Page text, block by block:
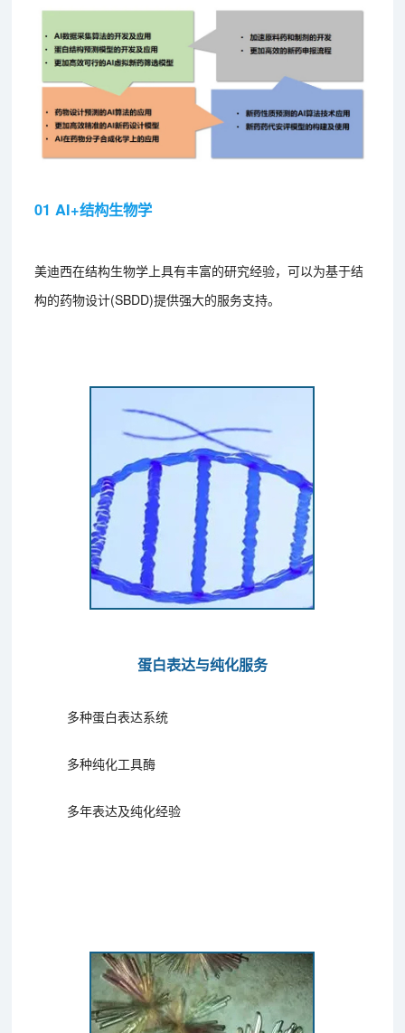
01 AI+结构生物学
美迪西在结构生物学上具有丰富的研究经验，可以为基于结
构的药物设计(SBDD)提供强大的服务支持。
蛋白表达与纯化服务
多种蛋白表达系统
多种纯化工具酶
多年表达及纯化经验